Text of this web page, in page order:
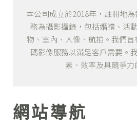
本公司成立於2018年，註冊地
務為攝影攝錄，包括婚禮、活
物、室內、人像、航拍。我們
碼影像服務以滿足客戶需要。
素、效率及具競爭力
網站導航